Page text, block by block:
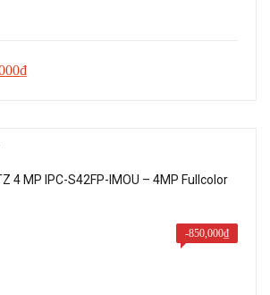
₫Giá
1,240,000₫.
4 MP IPC-S42FP-IMOU – 4MP Fullcolor
-850,000₫